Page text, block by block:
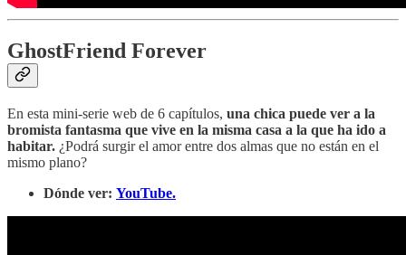
GhostFriend Forever
En esta mini-serie web de 6 capítulos, una chica puede ver a la
bromista fantasma que vive en la misma casa a la que ha ido a
habitar. ¿Podrá surgir el amor entre dos almas que no están en el
mismo plano?
Dónde ver: YouTube.